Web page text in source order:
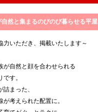
然と集まるのびのび暮らせる平屋
力いただき、掲載いたします～
が自然と顔を合わせられる
す。
まった、
考えられた配置に。